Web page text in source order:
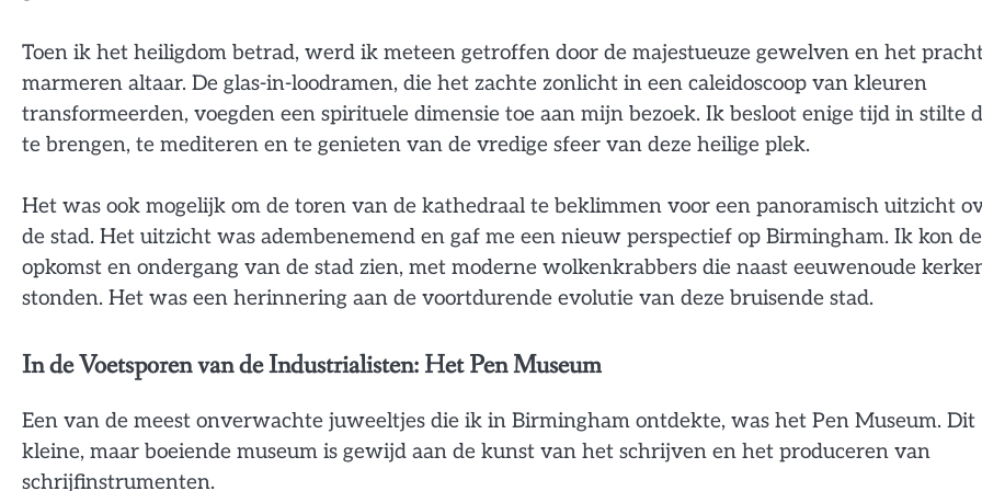
Toen ik het heiligdom betrad, werd ik meteen getroffen door de majestueuze gewelven en het
marmeren altaar. De glas-in-loodramen, die het zachte zonlicht in een caleidoscoop van kleuren
transformeerden, voegden een spirituele dimensie toe aan mijn bezoek. Ik besloot enige tijd in stilte
te brengen, te mediteren en te genieten van de vredige sfeer van deze heilige plek.
Het was ook mogelijk om de toren van de kathedraal te beklimmen voor een panoramisch uitzicht
de stad. Het uitzicht was adembenemend en gaf me een nieuw perspectief op Birmingham. Ik kon de
opkomst en ondergang van de stad zien, met moderne wolkenkrabbers die naast eeuwenoude
stonden. Het was een herinnering aan de voortdurende evolutie van deze bruisende stad.
In de Voetsporen van de Industrialisten: Het Pen Museum
Een van de meest onverwachte juweeltjes die ik in Birmingham ontdekte, was het Pen Museum. Dit
kleine, maar boeiende museum is gewijd aan de kunst van het schrijven en het produceren van
schrijfinstrumenten.